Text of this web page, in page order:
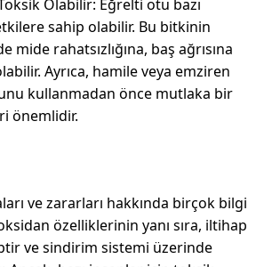
Olabilir: Eğrelti otu bazı
sahip olabilir. Bu bitkinin
mide rahatsızlığına, baş ağrısına
Ayrıca, hamile veya emziren
kullanmadan önce mutlaka bir
önemlidir.
ve zararları hakkında birçok bilgi
özelliklerinin yanı sıra, iltihap
ve sindirim sistemi üzerinde